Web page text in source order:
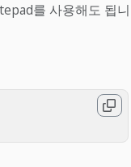
를 사용해도 됩니